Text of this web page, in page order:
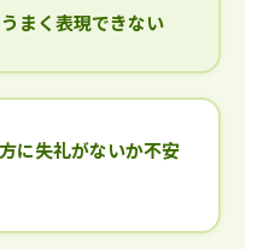
うまく表現できない
に失礼がないか不安